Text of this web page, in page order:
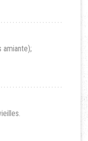
amiante);